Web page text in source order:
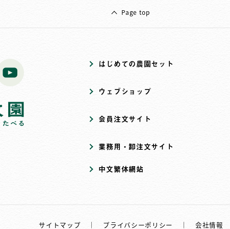
Page top
はじめての農園セット
ウェブショップ
会員注文サイト
業務用・卸注文サイト
中文繁体網站
サイトマップ ｜ プライバシーポリシー ｜ 会社情報